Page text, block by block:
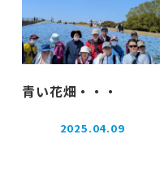
青い花畑・・・
投稿日
2025.04.09